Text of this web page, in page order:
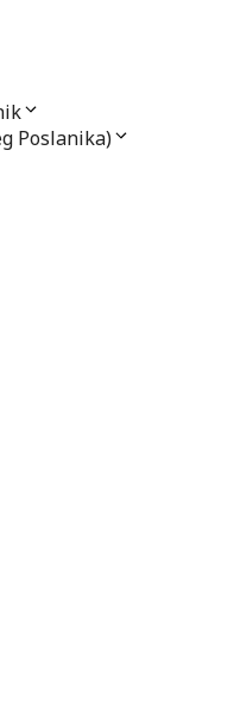
Poslanika)